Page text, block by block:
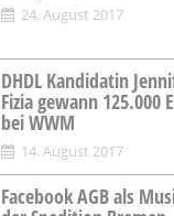
24. August 2017
DHDL Kandidatin
Fizia gewann 125.000
bei WWM
14. August 2017
Facebook AGB als